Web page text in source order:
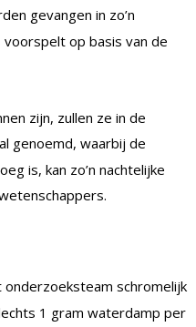
gevangen in zo’n
voorspelt op basis van de
zijn, zullen ze in de
genoemd, waarbij de
is, kan zo’n nachtelijke
schromelijk
1 gram waterdamp per